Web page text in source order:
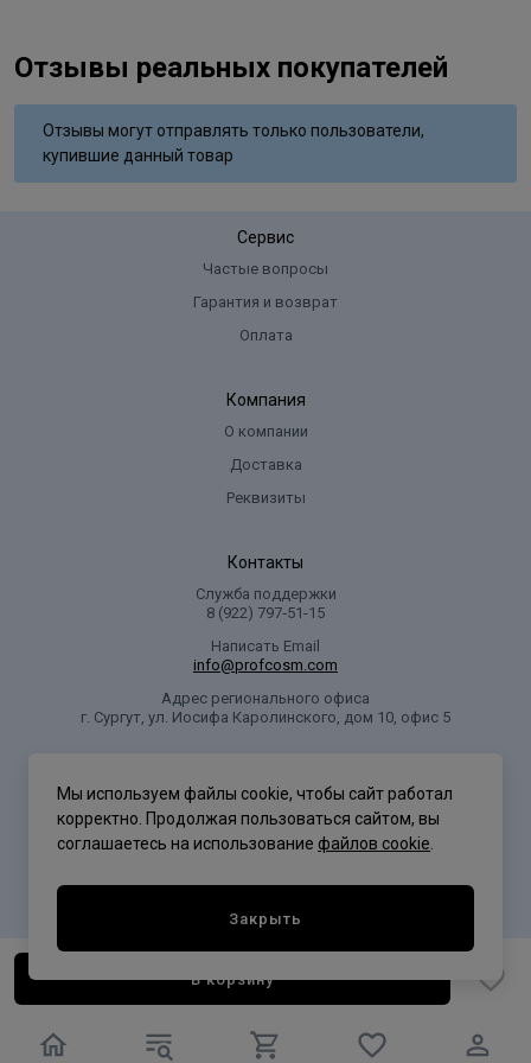
В корзину
Метилрезорцин, Резорцин
Отзывы реальных покупателей
Отзывы могут отправлять только пользователи,
купившие данный товар
Сервис
Частые вопросы
Гарантия и возврат
Оплата
Компания
О компании
Доставка
Реквизиты
Контакты
Служба поддержки
8 (922) 797‑51-15
Написать Email
info@profcosm.com
Адрес регионального офиса
г. Сургут, ул. Иосифа Каролинского, дом 10, офис 5
Мы используем файлы cookie, чтобы сайт работал
корректно. Продолжая пользоваться сайтом, вы
соглашаетесь на использование файлов cookie
Закрыть